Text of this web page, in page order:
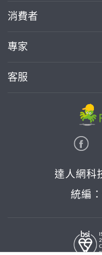
消費者
專家
客服
達人網科
統編